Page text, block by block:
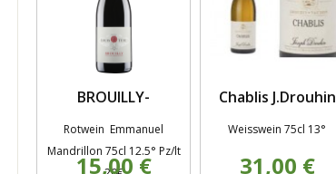
BROUILLY-
Rotwein Emmanuel
Mandrillon 75cl 12.5° Pz/lt
15,00 €
Chablis J.Drouhin
Weisswein 75cl 13°
31,00 €